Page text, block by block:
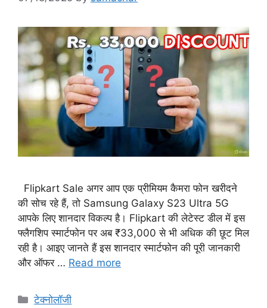
Flipkart Sale अगर आप एक प्रीमियम कैमरा फोन खरीदने
की सोच रहे हैं, तो Samsung Galaxy S23 Ultra 5G
आपके लिए शानदार विकल्प है। Flipkart की लेटेस्ट डील में इस
फ्लैगशिप स्मार्टफोन पर अब ₹33,000 से भी अधिक की छूट मिल
रही है। आइए जानते हैं इस शानदार स्मार्टफोन की पूरी जानकारी
और ऑफर … Read more
Categories
टेक्नोलॉजी